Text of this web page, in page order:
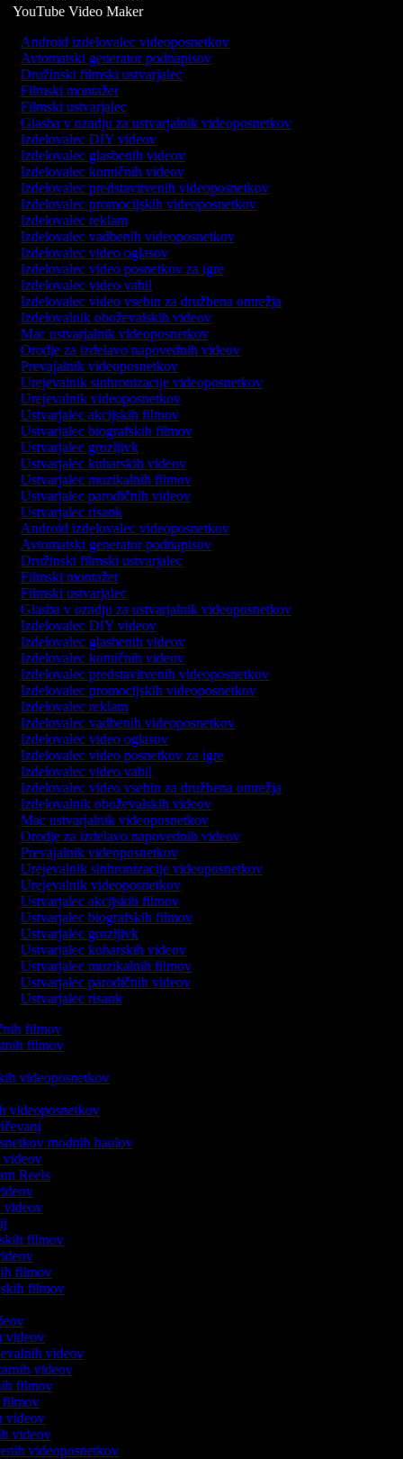
YouTube Video Maker
Android izdelovalec videoposnetkov
Avtomatski generator podnapisov
Družinski filmski ustvarjalec
Filmski montažer
Filmski ustvarjalec
Glasba v ozadju za ustvarjalnik videoposnetkov
Izdelovalec DIY videov
Izdelovalec glasbenih videov
Izdelovalec komičnih videov
Izdelovalec predstavitvenih videoposnetkov
Izdelovalec promocijskih videoposnetkov
Izdelovalec reklam
Izdelovalec vadbenih videoposnetkov
Izdelovalec video oglasov
Izdelovalec video posnetkov za igre
Izdelovalec video vabil
Izdelovalec video vsebin za družbena omrežja
Izdelovalnik oboževalskih videov
Mac ustvarjalnik videoposnetkov
Orodje za izdelavo napovednih videov
Prevajalnik videoposnetkov
Urejevalnik sinhronizacije videoposnetkov
Urejevalnik videoposnetkov
Ustvarjalec akcijskih filmov
Ustvarjalec biografskih filmov
Ustvarjalec grozljivk
Ustvarjalec kuharskih videov
Ustvarjalec muzikalnih filmov
Ustvarjalec parodičnih videov
Ustvarjalec risank
Android izdelovalec videoposnetkov
Avtomatski generator podnapisov
Družinski filmski ustvarjalec
Filmski montažer
Filmski ustvarjalec
Glasba v ozadju za ustvarjalnik videoposnetkov
Izdelovalec DIY videov
Izdelovalec glasbenih videov
Izdelovalec komičnih videov
Izdelovalec predstavitvenih videoposnetkov
Izdelovalec promocijskih videoposnetkov
Izdelovalec reklam
Izdelovalec vadbenih videoposnetkov
Izdelovalec video oglasov
Izdelovalec video posnetkov za igre
Izdelovalec video vabil
Izdelovalec video vsebin za družbena omrežja
Izdelovalnik oboževalskih videov
Mac ustvarjalnik videoposnetkov
Orodje za izdelavo napovednih videov
Prevajalnik videoposnetkov
Urejevalnik sinhronizacije videoposnetkov
Urejevalnik videoposnetkov
Ustvarjalec akcijskih filmov
Ustvarjalec biografskih filmov
Ustvarjalec grozljivk
Ustvarjalec kuharskih videov
Ustvarjalec muzikalnih filmov
Ustvarjalec parodičnih videov
Ustvarjalec risank
filmov
filmov
videoposnetkov
videoposnetkov
modnih haulov
videov
Reels
videov
filmov
filmov
filmov
videov
videov
videov
filmov
filmov
videov
videov
videoposnetkov